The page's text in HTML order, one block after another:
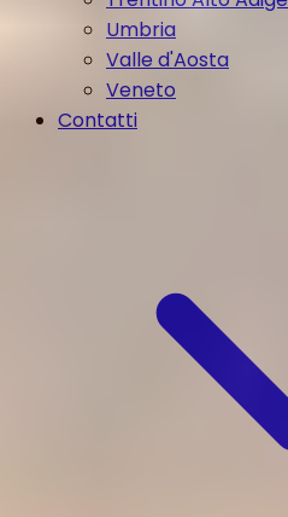
Umbria
Valle d'Aosta
Veneto
Contatti